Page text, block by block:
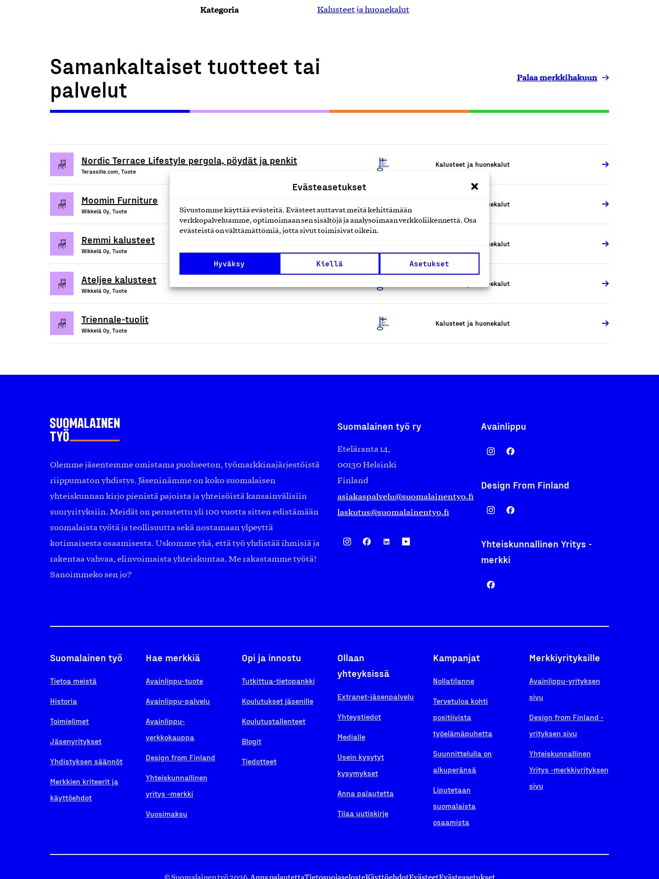
Evästeasetukset
Sivustomme käyttää evästeitä. Evästeet auttavat meitä kehittämään
verkkopalveluamme, optimoimaan sen sisältöjä ja analysoimaan verkkoliikennettä. Osa
evästeistä on välttämättömiä, jotta sivut toimisivat oikein.
Hyväksy Kiellä Asetukset
Kategoria Kalusteet ja huonekalut
Samankaltaiset tuotteet tai
palvelut
Palaa merkkihakuun
Nordic Terrace Lifestyle pergola, pöydät ja penkit
Terassille.com, Tuote
Kalusteet ja huonekalut
Moomin Furniture
Wikkelä Oy, Tuote
Kalusteet ja huonekalut
Remmi kalusteet
Wikkelä Oy, Tuote
Kalusteet ja huonekalut
Ateljee kalusteet
Wikkelä Oy, Tuote
Kalusteet ja huonekalut
Triennale-tuolit
Wikkelä Oy, Tuote
Kalusteet ja huonekalut
Olemme jäsentemme omistama puolueeton, työmarkkinajärjestöistä
riippumaton yhdistys. Jäseninämme on koko suomalaisen
yhteiskunnan kirjo pienistä pajoista ja yhteisöistä kansainvälisiin
suuryrityksiin. Meidät on perustettu yli 100 vuotta sitten edistämään
suomalaista työtä ja teollisuutta sekä nostamaan ylpeyttä
kotimaisesta osaamisesta. Uskomme yhä, että työ yhdistää ihmisiä ja
rakentaa vahvaa, elinvoimaista yhteiskuntaa. Me rakastamme työtä!
Sanoimmeko sen jo?
Suomalainen työ ry
Eteläranta 14,
00130 Helsinki
Finland
asiakaspalvelu@suomalainentyo.fi
laskutus@suomalainentyo.fi
Avainlippu
Design From Finland
Yhteiskunnallinen Yritys -
merkki
Suomalainen työ
Tietoa meistä
Historia
Toimielimet
Jäsenyritykset
Yhdistyksen säännöt
Merkkien kriteerit ja
käyttöehdot
Hae merkkiä
Avainlippu-tuote
Avainlippu-palvelu
Avainlippu-
verkkokauppa
Design from Finland
Yhteiskunnallinen
yritys -merkki
Vuosimaksu
Opi ja innostu
Tutkittua-tietopankki
Koulutukset jäsenille
Koulutustallenteet
Blogit
Tiedotteet
Ollaan
yhteyksissä
Extranet-jäsenpalvelu
Yhteystiedot
Medialle
Usein kysytyt
kysymykset
Anna palautetta
Tilaa uutiskirje
Kampanjat
Nollatilanne
Tervetuloa kohti
positiivista
työelämäpuhetta
Suunnittelulla on
alkuperänsä
Liputetaan
suomalaista
osaamista
Merkkiyrityksille
Avainlippu-yrityksen
sivu
Design from Finland -
yrityksen sivu
Yhteiskunnallinen
Yritys -merkkiyrityksen
sivu